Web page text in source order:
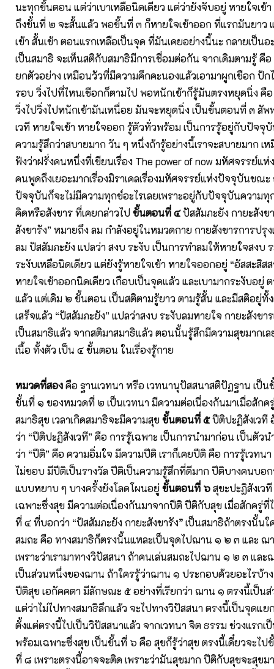
นะทุกขั้นตอน แต่ว่าเบาเหลือนิดเดียว แต่ว่ายังจับอยู่ หายใจเข้
ถึงขั้นที่ ๒ จะสั้นแล้ว พอขั้นที่ ๓ ก็หายใจเข้าออก ที่แรกมันยาว
เข้า สั้นเข้า ตอนแรกเหลือเป็นจุด ที่มันเคยอย่างนี้นะ กลายเป็นอ
เป็นสมาธิ จะเห็นสติกับสมาธิมีการเชื่อมต่อกัน จากเดิมตามรู้ คื
ยกตัวอย่าง เหมือนวัวที่มีความคึกคะนองแล้วเอามาผูกเชือก ปัก
รอบ วิ่งไปที่ไหนเชือกก็ตามไป พอหนักเข้าก็รู้มันตรงหยุดนิ่ง คื
วิ่งไปวิ่งไปหนักเข้ามันเหนื่อย มันจะหยุดนิ่ง เป็นขั้นตอนที่ ๓ สัพ
เวที หายใจเข้า หายใจออก รู้ตัวทั่วพร้อม เป็นการรู้อยู่กับปัจ
ความรู้สึกว่าสบายมาก วัน ๆ หนึ่งถ้ารู้อย่างนี้เราจะสบายมาก เห
ฟังว่าฝรั่งคนหนึ่งที่เขียนเรื่อง The power of now มหัศจรรย์แ
คนพูดถึงเยอะมากเรื่องมิราเคลเรื่องมหัศจรรย์แห่งปัจจุบันขณะ
ปัจจุบันก็จะไม่มีความทุกข์อะไรเลยเพราะอยู่กับปัจจุบันความทุ
คิดหรือสังขาร ที่เคยกล่าวไปขั้นตอนที่ ๔ปัสสัมภะยัง กายะสังข
สังขารัง” หมายถึง ลม กำลังอยู่ในหมวดกาย กายสังขารการปรุ
ลม ปัสสัมภะยัง แปลว่า สงบ ระงับ เป็นการทำลมให้หายใจสงบ
ระงับเหลือนิดเดียว แต่ยังรู้หายใจเข้า หายใจออกอยู่ “อัสสะสิส
หายใจเข้าออกนิดเดียว เกือบเป็นจุดแล้ว และเบามากระงับอยู่
แล้ว แต่เดิม ๒ ขั้นตอน เป็นสติตามรู้ยาว ตามรู้สั้น และมีสติอยู่ทั้
เสร็จแล้ว “ปัสสัมภะยัง” แปลว่าสงบ ระงับลมหายใจ กายะสังขา
เป็นสมาธิแล้ว จากสติมาสมาธิแล้ว ตอนนั้นรู้สึกมีความสุขมากเ
เนื้อ ทั้งตัว เป็น ๔ ขั้นตอน ในเรื่องรู้กาย
หมวดที่สองคือ ฐานเวทนา หรือ เวทนานุปัสสนาสติปัฏฐาน เป็
ขั้นที่ ๑ ของหมวดที่ ๒ เป็นเวทนา มีความต่อเนื่องกันมาเมื่อสักค
สมาธิสุข เวลาเกิดสมาธิจะมีความสุขขั้นตอนที่ ๕ปีติปะฏิสังเวที
ว่า “ปีติปะฏิสังเวที” คือ การรู้เฉพาะ เป็นการนำมาก่อน เป็นตัว
ว่า “ปีติ” คือ ความอิ่มใจ มีความปีติ เราก็เคยปีติ คือ การรู้เวท
ไม่ชอบ มีปีติเป็นรางวัล ปีติเป็นความรู้สึกที่ดีมาก ปีติบางคนบอก
แบบหยาบ ๆ บางครั้งยังโลดโผนอยู่ขั้นตอนที่ ๖สุขะปะฏิสังเว
เฉพาะซึ่งสุข มีความต่อเนื่องกันมาจากปีติ ปีติกับสุข เมื่อสักครู่
ที่ ๔ ที่บอกว่า “ปัสสัมภะยัง กายะสังขารัง”เป็นสมาธิถ้าตรงนั้นใ
สมถะ คือ ทางสมาธิก็ตรงนั้นแหละเป็นจุดไปฌาน ๑ ๒ ๓ และ ฌ
เพราะว่าเรามาทางวิปัสสนา ถ้าคนเล่นสมถะไปฌาน ๑ ๒ ๓ แล
เป็นส่วนหนึ่งของฌาน ถ้าใครรู้ว่าฌาน ๑ ประกอบด้วยอะไรบ้า
ปีติสุข เอกัคคตา มีลักษณะ ๕ อย่างที่เรียกว่า ฌาน ๑ ตรงนี้เป็น
แต่ว่าไม่ไปทางสมาธิลึกแล้ว จะไปทางวิปัสสนา ตรงนี้เป็นจุดแย
ตั้งแต่ตรงนี้ไปเป็นวิปัสสนาแล้ว จากเวทนา จิต ธรรม ช่วงแรกเ
พร้อมเฉพาะซึ่งสุข เป็นขั้นที่ ๖ คือ สุขก็รู้ว่าสุข ตรงนี้เดี๋ยวจะไ
ที่ ๘ เพราะตรงนี้อาจจะติด เพราะว่ามันสุขมาก ปีติกับสุขจะสุข